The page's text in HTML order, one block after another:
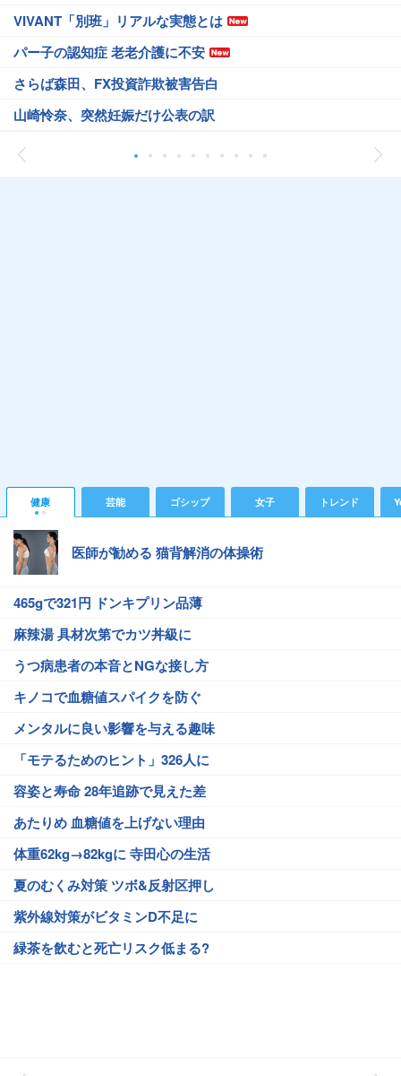
VIVANT「別班」リアルな実態とは
パー子の認知症 老老介護に不安
さらば森田、FX投資詐欺被害告白
山崎怜奈、突然妊娠だけ公表の訳
健康 芸能 ゴシップ 女子 トレンド
医師が勧める 猫背解消の体操術
465gで321円 ドンキプリン品薄
麻辣湯 具材次第でカツ丼級に
うつ病患者の本音とNGな接し方
キノコで血糖値スパイクを防ぐ
メンタルに良い影響を与える趣味
「モテるためのヒント」326人に
容姿と寿命 28年追跡で見えた差
あたりめ 血糖値を上げない理由
体重62kg→82kgに 寺田心の生活
夏のむくみ対策 ツボ&反射区押し
紫外線対策がビタミンD不足に
緑茶を飲むと死亡リスク低まる?